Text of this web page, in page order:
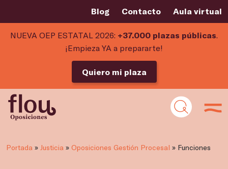
Blog Contacto Aula virtual
NUEVA OEP ESTATAL 2026: +37.000 plazas públicas.
¡Empieza YA a prepararte!
Quiero mi plaza
Portada » Justicia » Oposiciones Gestión Procesal » Funciones